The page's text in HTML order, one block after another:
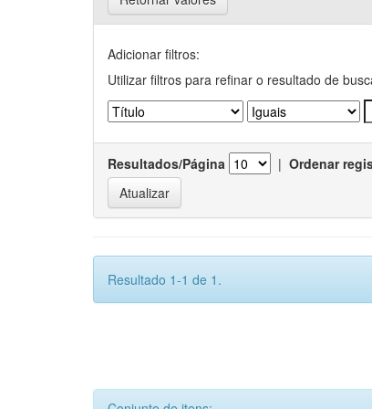
Adicionar filtros:
Utilizar filtros para refinar o resultado de
Resultados/Página | Ordenar
Resultado 1-1 de 1.